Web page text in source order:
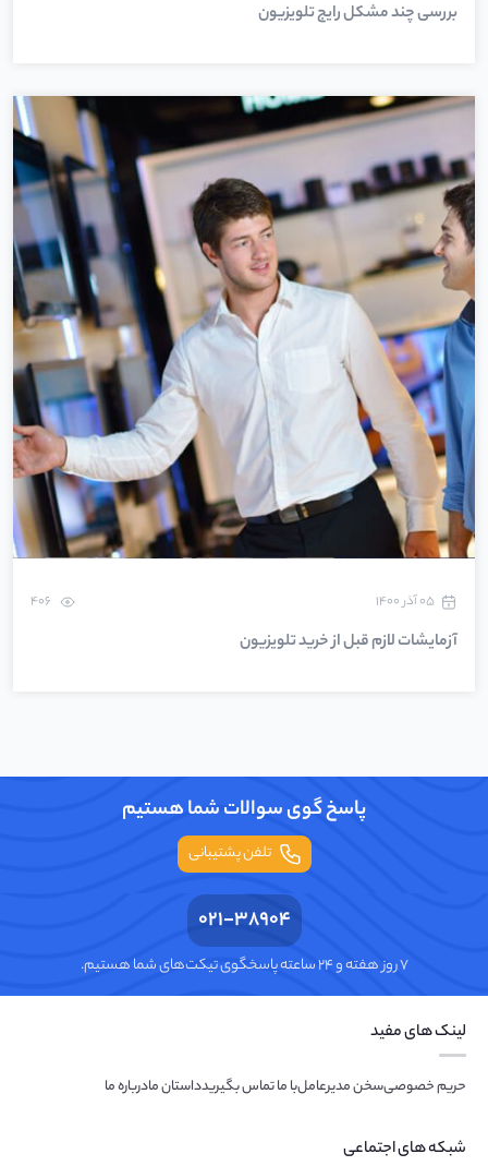
بررسی چند مشکل رایج تلویزیون
۰۵ آذر ۱۴۰۰
آزمایشات لازم قبل از خرید تلویزیون
پاسخ گوی سوالات شما هستیم
تلفن پشتیبانی
021-38904
۷ روز هفته و ۲۴ ساعته پاسخگوی تیکت‌های شما هستیم.
لینک های مفید
حریم خصوصیسخن مدیرعاملبا ما تماس بگیریدداستان مادرباره ما
شبکه های اجتماعی